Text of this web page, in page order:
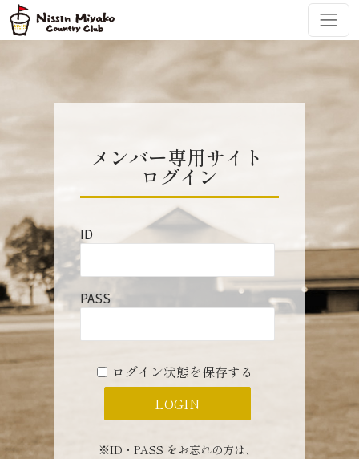
コンテンツへスキップ
メインナビゲーション
メンバー専用サイト
ログイン
ID
PASS
ログイン状態を保存する
※ID・PASS をお忘れの方は、